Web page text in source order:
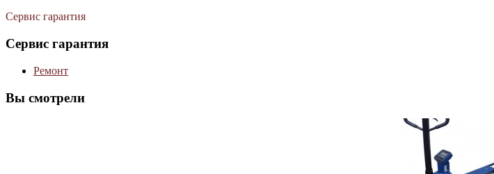
Сервис гарантия
Сервис гарантия
Ремонт
Вы смотрели